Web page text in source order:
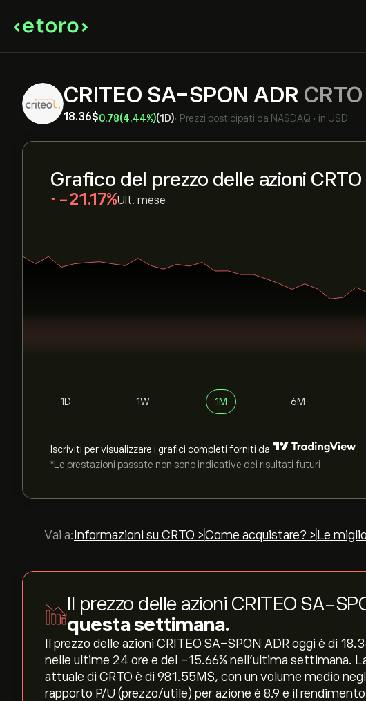
CRITEO SA-SPON ADR CRTO
18.36‎$‎0.78(4.44%)(1D)• Prezzi posticipati da NASDAQ • in USD
Grafico del prezzo delle azioni CRTO
‎-21.17‎ Ult. mese
1D 1W 1M 6M
Iscriviti per visualizzare i grafici completi forniti da
*Le prestazioni passate non sono indicative dei risultati futuri
Vai a: Informazioni su CRTO >Come acquistare? > Le
Il prezzo delle azioni CRITEO SA-
questa settimana.
Il prezzo delle azioni CRITEO SA-SPON ADR oggi è di
nelle ultime 24 ore e del ‎-15.66‎% nell'ultima settimana.
attuale di CRTO è di 981.55M‎$‎, con un volume medio
rapporto P/U (prezzo/utile) per azione è 8.9 e il